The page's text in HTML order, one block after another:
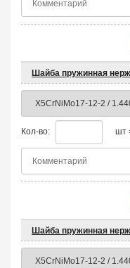
Шайба пружинная
Кол-во: шт
Шайба пружинная